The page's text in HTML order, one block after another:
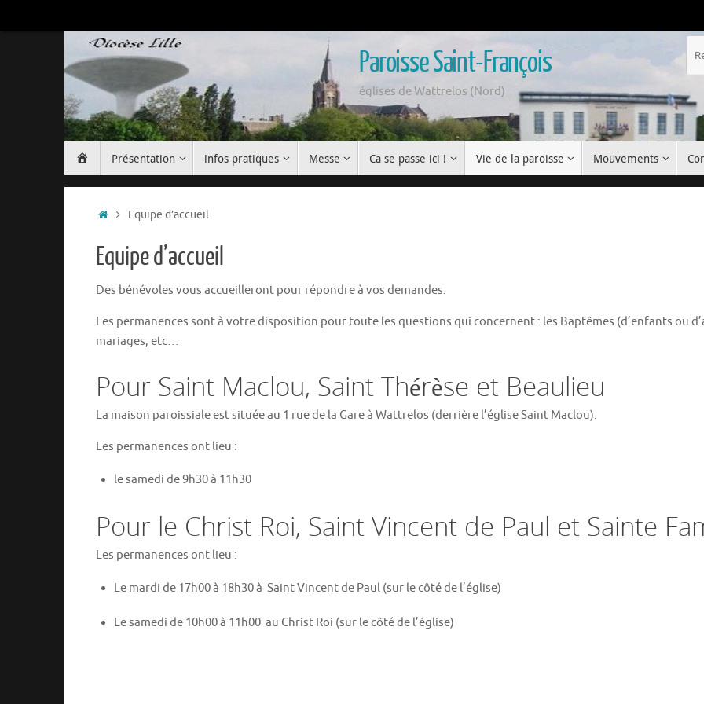
au
Paroisse Saint-François
églises de Wattrelos (Nord)
AccueilPrésentation infos pratiques Messe Ca se passe ici ! Vie de la paroisse Mouvements
Accueil
Equipe d’accueil
Equipe d’accueil
Des bénévoles vous accueilleront pour répondre à vos demandes.
Les permanences sont à votre disposition pour toute les questions qui concernent : les Baptêmes (d’enfants ou
mariages, etc…
Pour Saint Maclou, Saint Thérèse et Beaulieu
La maison paroissiale est située au 1 rue de la Gare à Wattrelos (derrière l’église Saint Maclou).
Les permanences ont lieu :
le samedi de 9h30 à 11h30
Pour le Christ Roi, Saint Vincent de Paul et Sainte
Les permanences ont lieu :
Le mardi de 17h00 à 18h30 à Saint Vincent de Paul (sur le côté de l’église)
Le samedi de 10h00 à 11h00 au Christ Roi (sur le côté de l’église)